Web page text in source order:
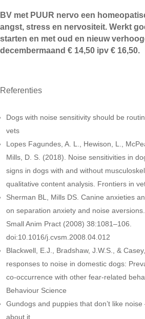
BV met PUUR nervo een
angst, stress en nervositeit. Werkt
starten en met oud en nieuw
decembermaand € 14,50 ipv € 16,50.
Referenties
Dogs with noise sensitivity should be
vets
Lopes Fagundes, A. L., Hewison, L.,
Mills, D. S. (2018). Noise sensitivities in
signs in dogs with and without
qualitative content analysis. Frontiers in
Sherman BL, Mills DS. Canine anxieties
on separation anxiety and noise
Small Anim Pract (2008) 38:1081–106.
doi:10.1016/j.cvsm.2008.04.012
Blackwell, E.J., Bradshaw, J.W.S., &
responses to noise in domestic dogs:
co-occurrence with other fear-related
Behaviour Science
Gundogs and puppies that don’t like
about it